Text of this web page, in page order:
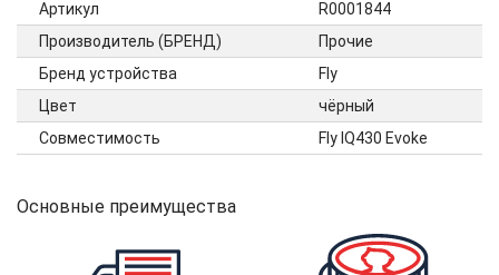
Артикул
R0001844
Производитель (БРЕНД)
Прочие
Бренд устройства
Fly
Цвет
чёрный
Совместимость
Fly IQ430 Evoke
Основные преимущества